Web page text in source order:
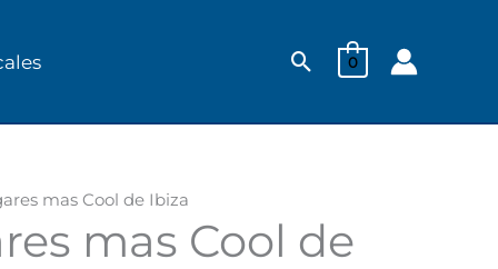
Buscar
0
mas Cool de Ibiza
mas Cool de